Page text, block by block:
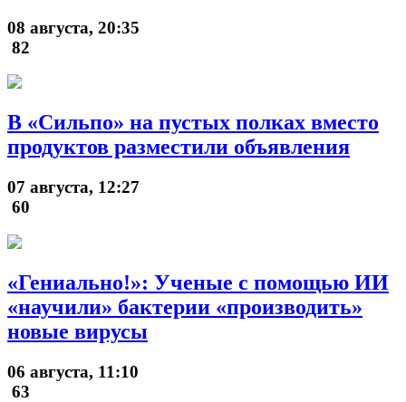
08 августа, 20:35
82
В «Сильпо» на пустых полках вместо
продуктов разместили объявления
07 августа, 12:27
60
«Гениально!»: Ученые с помощью ИИ
«научили» бактерии «производить»
новые вирусы
06 августа, 11:10
63